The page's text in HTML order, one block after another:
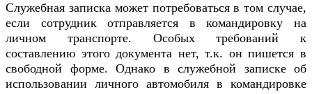
Служебная записка может потребоваться в том случае,
если сотрудник отправляется в командировку на
личном транспорте. Особых требований к
составлению этого документа нет, т.к. он пишется в
свободной форме. Однако в служебной записке об
использовании личного автомобиля в командировке